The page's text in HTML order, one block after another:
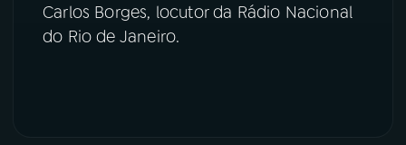
07ÚLTIMAS
Carlos Borges, locutor da Rádio Nacional
do Rio de Janeiro.